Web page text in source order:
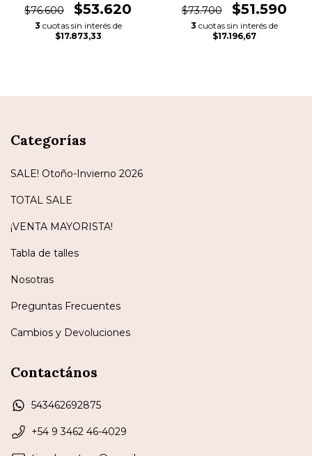
$76.600
$53.620
3 cuotas sin interés de
$17.873,33
$73.700
$51.590
3 cuotas sin interés de
$17.196,67
Categorías
SALE! Otoño-Invierno 2026
TOTAL SALE
¡VENTA MAYORISTA!
Tabla de talles
Nosotras
Preguntas Frecuentes
Cambios y Devoluciones
Contactános
543462692875
+54 9 3462 46-4029